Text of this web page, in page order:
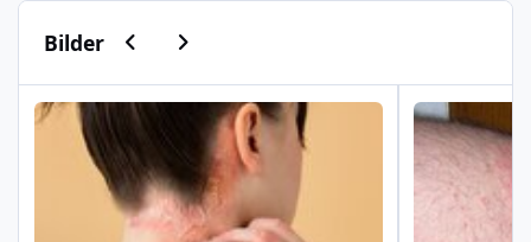
BilderVorherige Karussell-Folie
Nächste Karussell-Folie
Psoriasis am Haaransatz und an der Hand